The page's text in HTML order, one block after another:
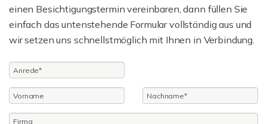
einen Besichtigungstermin vereinbaren, dann füllen Sie
einfach das untenstehende Formular vollständig aus und
wir setzen uns schnellstmöglich mit Ihnen in Verbindung.